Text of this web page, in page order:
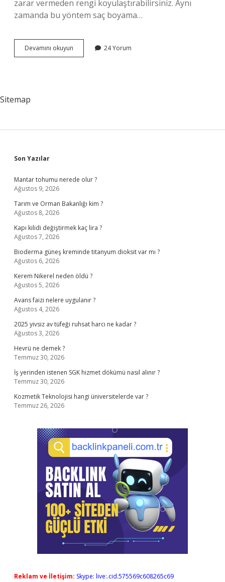
zarar vermeden rengi koyulaştırabilirsiniz. Aynı
zamanda bu yöntem saç boyama…
Devamını okuyun
Kahverengi
24 Yorum
Sitemap
Sidebar
Son Yazılar
Mantar tohumu nerede olur ?
Ağustos 9, 2026
Tarım ve Orman Bakanlığı kim ?
Ağustos 8, 2026
Kapı kilidi değiştirmek kaç lira ?
Ağustos 7, 2026
Bioderma güneş kreminde titanyum dioksit var mı ?
Ağustos 6, 2026
Kerem Nikerel neden öldü ?
Ağustos 5, 2026
Avans faizi nelere uygulanır ?
Ağustos 4, 2026
2025 yivsiz av tüfeği ruhsat harcı ne kadar ?
Ağustos 3, 2026
Hevrü ne demek ?
Temmuz 30, 2026
İş yerinden istenen SGK hizmet dökümü nasıl alınır ?
Temmuz 30, 2026
Kozmetik Teknolojisi hangi üniversitelerde var ?
Temmuz 26, 2026
Reklam ve İletişim: Skype: live:.cid.575569c608265c69